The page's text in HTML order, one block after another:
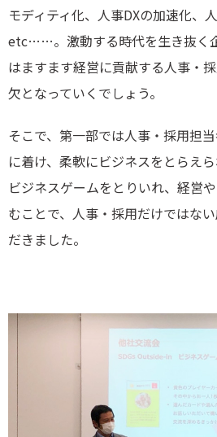
モディティ化、人事DXの加速化、
etc……。激動する時代を生き抜く
はますます経営に貢献する人事・
欠となっていくでしょう。
そこで、第一部では人事・採用担
に着け、柔軟にビジネスをとらえ
ビジネスゲームをとりいれ、経営
むことで、人事・採用だけではな
だきました。